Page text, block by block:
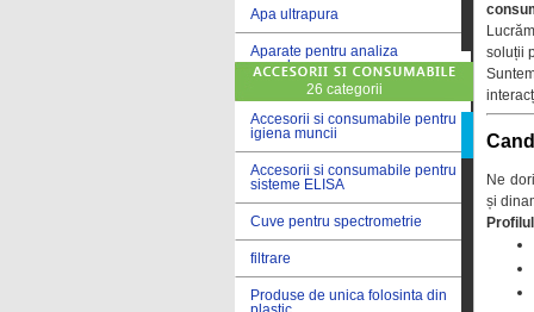
Apa ultrapura
Aparate pentru analiza
cereale
Aparate pentru testare lacuri
si vopsele
Aparate pentru testare lapte
Autoclave
Bai de apa
Bai de apa vibrate
Bai de calibrare
26 categorii
Accesorii si consumabile pentru
igiena muncii
Accesorii si consumabile pentru
sisteme ELISA
Cuve pentru spectrometrie
filtrare
Produse de unica folosinta din
soluții
Ne
și